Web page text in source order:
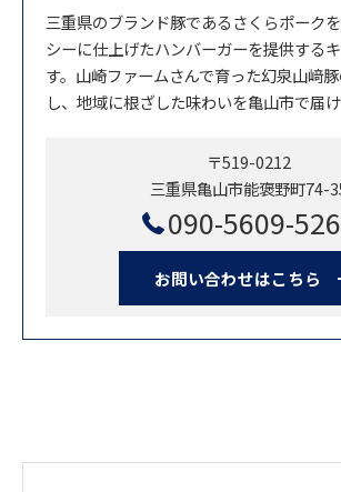
三重県のブランド豚であるさくらポーク
シーに仕上げたハンバーガーを提供する
す。山崎ファームさんで育った幻泉山﨑
し、地域に根ざした味わいを亀山市で届け
〒519-0212
三重県亀山市能褒野町74-
090-5609-
お問い合わせはこちら